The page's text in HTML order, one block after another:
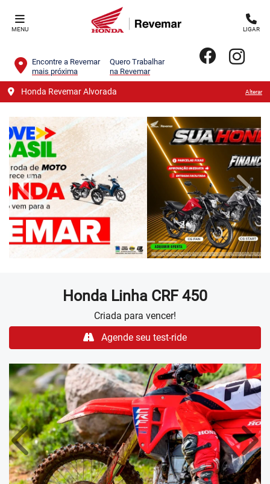
MENU LIGAR
Encontre a Revemar
mais próxima
Quero Trabalhar
na Revemar
Honda Revemar Alvorada Alterar
templates.template-
Honda Linha CRF 450
Criada para vencer!
Agende seu test-ride
Anterior